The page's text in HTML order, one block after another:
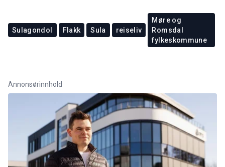
Sulagondol Flakk Sula reiseliv
Møre og
Romsdal
fylkeskommune
Annonsørinnhold